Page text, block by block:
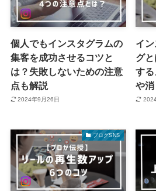
個人でもインスタグラムの
集客を成功させるコツと
は？失敗しないための注意
点も解説
2024年9月26日
イ
グ
する
や消
ブログSNS